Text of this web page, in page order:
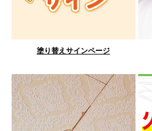
塗り替えサインページ